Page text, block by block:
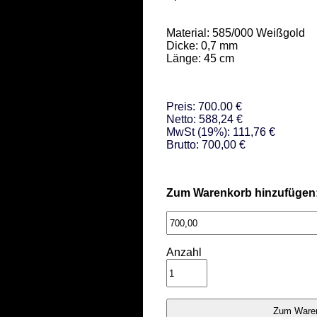
Material: 585/000 Weißgold
Dicke: 0,7 mm
Länge: 45 cm
Preis: 700.00 €
Netto: 588,24 €
MwSt (19%): 111,76 €
Brutto: 700,00 €
Zum Warenkorb
Anzahl